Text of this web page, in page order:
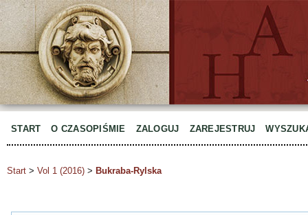
START O CZASOPIŚMIE ZALOGUJ ZAREJESTRUJ
Start > Vol 1 (2016) > Bukraba-Rylska